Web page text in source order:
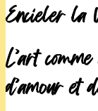
Encieler la
L’art
d’amour et